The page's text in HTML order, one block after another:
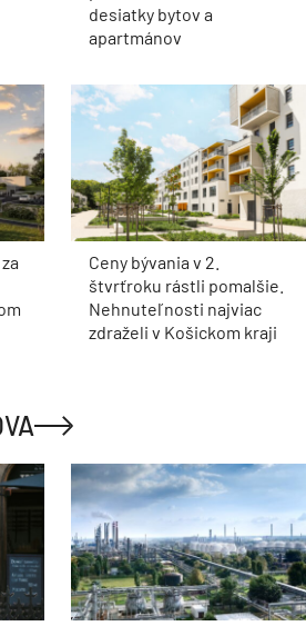
desiatky bytov a
apartmánov
Ceny bývania v 2.
štvrťroku rástli pomalšie.
Nehnuteľnosti najviac
zdraželi v Košickom kraji